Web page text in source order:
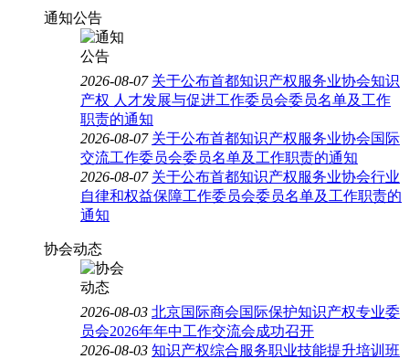
通知公告
2026-08-07 关于公布首都知识产权服务业协会知识
产权 人才发展与促进工作委员会委员名单及工作
职责的通知
2026-08-07 关于公布首都知识产权服务业协会国际
交流工作委员会委员名单及工作职责的通知
2026-08-07 关于公布首都知识产权服务业协会行业
自律和权益保障工作委员会委员名单及工作职责的
通知
协会动态
2026-08-03 北京国际商会国际保护知识产权专业委
员会2026年年中工作交流会成功召开
2026-08-03 知识产权综合服务职业技能提升培训班